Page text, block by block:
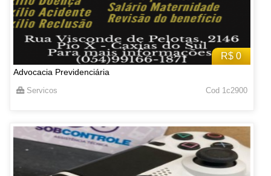
R$ 0
Advocacia Previdenciária
Servicos Cod 1c2900